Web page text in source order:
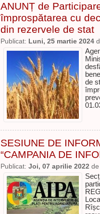
ANUNȚ de
împrospătarea cu
din rezervele de stat
Publicat: Luni, 25 martie 2024
de
SESIUNE DE
“CAMPANIA DE
Publicat: Joi, 07 aprilie 2022